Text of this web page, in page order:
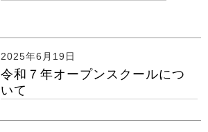
2025年6月19日
令和７年オープンスクールにつ
いて